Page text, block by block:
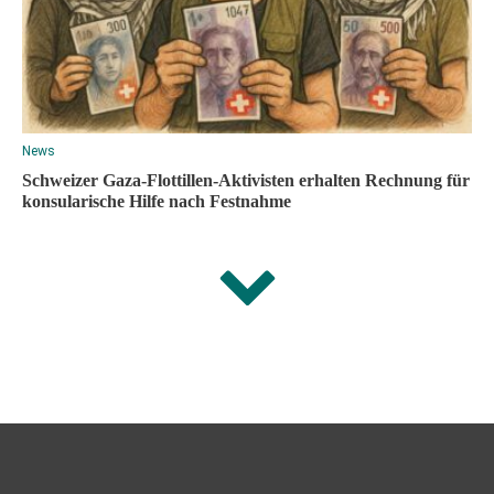
News
Schweizer Gaza-Flottillen-Aktivisten erhalten Rechnung für
konsularische Hilfe nach Festnahme